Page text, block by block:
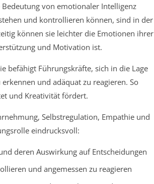
von emotionaler Intelligenz
und kontrollieren können, sind in der
können sie leichter die Emotionen ihrer
und Motivation ist.
befähigt Führungskräfte, sich in die Lage
und adäquat zu reagieren. So
und Kreativität fördert.
Selbstregulation, Empathie und
eindrucksvoll:
deren Auswirkung auf Entscheidungen
und angemessen zu reagieren